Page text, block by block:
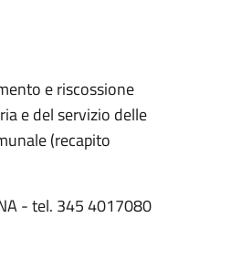
e riscossione
e del servizio delle
(recapito
- tel. 345 4017080